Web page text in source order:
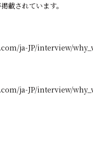
載されています。
ja-JP/interview/
ja-JP/interview/